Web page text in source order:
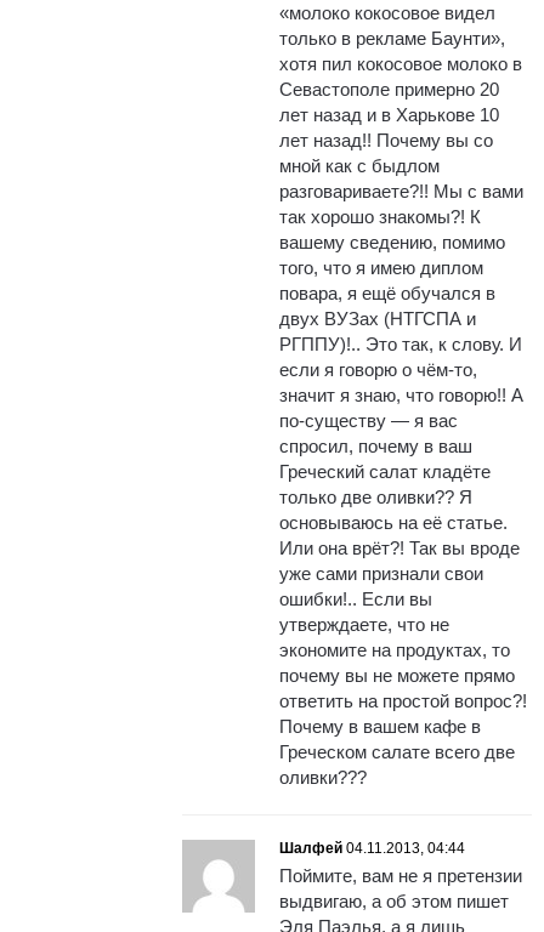
«молоко кокосовое видел
только в рекламе Баунти»,
хотя пил кокосовое молоко в
Севастополе примерно 20
лет назад и в Харькове 10
лет назад!! Почему вы со
мной как с быдлом
разговариваете?!! Мы с вами
так хорошо знакомы?! К
вашему сведению, помимо
того, что я имею диплом
повара, я ещё обучался в
двух ВУЗах (НТГСПА и
РГППУ)!.. Это так, к слову. И
если я говорю о чём-то,
значит я знаю, что говорю!! А
по-существу — я вас
спросил, почему в ваш
Греческий салат кладёте
только две оливки?? Я
основываюсь на её статье.
Или она врёт?! Так вы вроде
уже сами признали свои
ошибки!.. Если вы
утверждаете, что не
экономите на продуктах, то
почему вы не можете прямо
ответить на простой вопрос?!
Почему в вашем кафе в
Греческом салате всего две
оливки???
Шалфей 04.11.2013, 04:44
Поймите, вам не я претензии
выдвигаю, а об этом пишет
Эля Паэлья, а я лишь